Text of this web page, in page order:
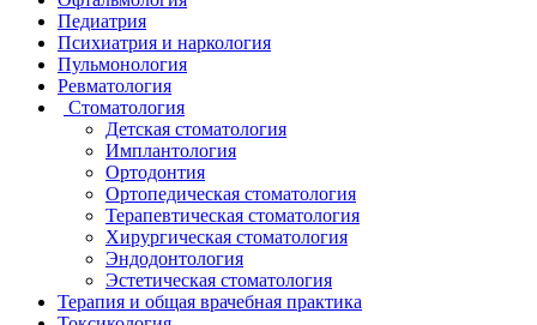
Педиатрия
Психиатрия и наркология
Пульмонология
Ревматология
Стоматология
Детская стоматология
Имплантология
Ортодонтия
Ортопедическая стоматология
Терапевтическая стоматология
Хирургическая стоматология
Эндодонтология
Эстетическая стоматология
Терапия и общая врачебная практика